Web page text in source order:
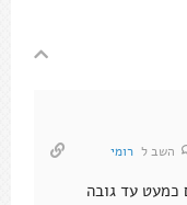
השב ל רומי
כמעט עד גובה